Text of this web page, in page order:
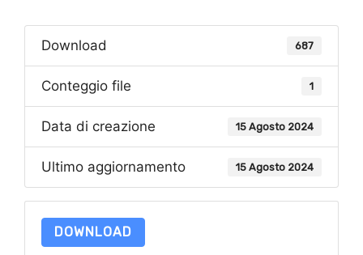
Download 687
Conteggio file 1
Data di creazione 15 Agosto 2024
Ultimo aggiornamento 15 Agosto 2024
DOWNLOAD